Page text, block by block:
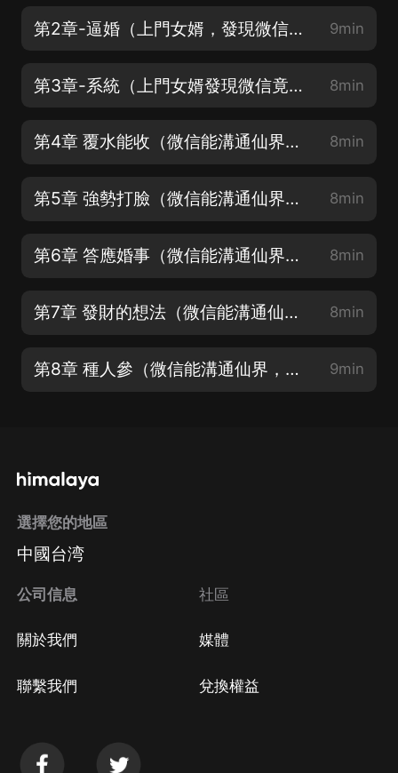
第2章-逼婚（上門女婿，發現微信竟然能溝通仙界，勾搭仙界美人，竟然還有聚陽丹） 9min
第3章-系統（上門女婿發現微信竟然能溝通仙界，勾搭仙界美人，竟然還有聚陽丹！） 8min
第4章 覆水能收（微信能溝通仙界，一邊種田，還能勾搭鄉村美豔寡婦，還有仙界美人） 8min
第5章 強勢打臉（微信能溝通仙界，一邊種田，還能勾搭鄉村美豔寡婦，還有仙界美人） 8min
第6章 答應婚事（微信能溝通仙界，一邊種田，還能勾搭鄉村美豔寡婦，還有仙界美人） 8min
第7章 發財的想法（微信能溝通仙界，一邊種田，還能勾搭鄉村美豔寡婦，還有仙界美人） 8min
第8章 種人參（微信能溝通仙界，一邊種田，還能勾搭鄉村美豔寡婦，還有仙界美人） 9min
選擇您的地區
中國台湾
公司信息
關於我們
聯繫我們
社區
媒體
兌換權益